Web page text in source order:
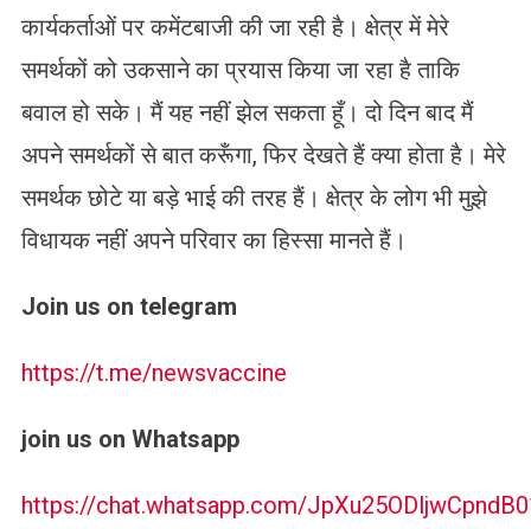
कार्यकर्ताओं पर कमेंटबाजी की जा रही है। क्षेत्र में मेरे
समर्थकों को उकसाने का प्रयास किया जा रहा है ताकि
बवाल हो सके। मैं यह नहीं झेल सकता हूँ। दो दिन बाद मैं
अपने समर्थकों से बात करूँगा, फिर देखते हैं क्या होता है। मेरे
समर्थक छोटे या बड़े भाई की तरह हैं। क्षेत्र के लोग भी मुझे
विधायक नहीं अपने परिवार का हिस्सा मानते हैं।
Join us on telegram
https://t.me/newsvaccine
join us on Whatsapp
https://chat.whatsapp.com/